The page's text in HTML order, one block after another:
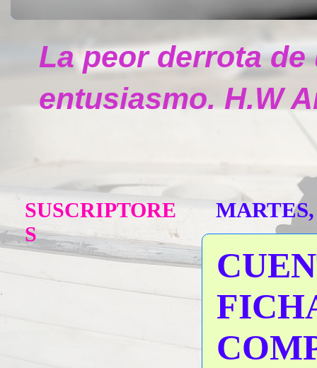
La peor derrota
entusiasmo. H.W
SUSCRIPTORE
S